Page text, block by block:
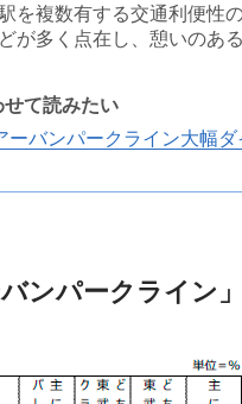
を複数有する交通利便性
が多く点在し、憩いのあ
せて読みたい
ーバンパークライン大幅
バンパークライン